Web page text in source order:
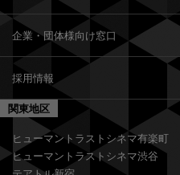
企業・団体様向け窓口
採用情報
関東地区
ヒューマントラストシネマ有楽町
ヒューマントラストシネマ渋谷